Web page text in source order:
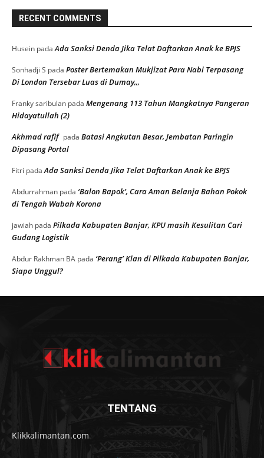
RECENT COMMENTS
Husein padaAda Sanksi Denda Jika Telat Daftarkan Anak ke BPJS
Sonhadji S pada Poster Bertemakan Mukjizat Para Nabi Terpasang
Di London Tersebar Luas di Dumay,,,
Franky saribulan pada Mengenang 113 Tahun Mangkatnya Pangeran
Hidayatullah (2)
Akhmad rafif pada Batasi Angkutan Besar, Jembatan Paringin
Dipasang Portal
Fitri padaAda Sanksi Denda Jika Telat Daftarkan Anak ke BPJS
Abdurrahman pada ‘Balon Bapok’, Cara Aman Belanja Bahan Pokok
di Tengah Wabah Korona
jawiah pada Pilkada Kabupaten Banjar, KPU masih Kesulitan Cari
Gudang Logistik
Abdur Rakhman BA pada ‘Perang’ Klan di Pilkada Kabupaten Banjar,
Siapa Unggul?
TENTANG
Klikkalimantan.com